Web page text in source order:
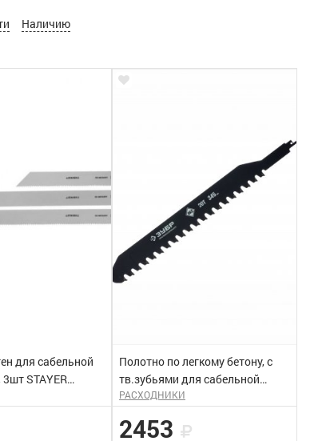
Наличию
для сабельной
STAYER
Полотно по легкому бетону, с
тв.зубьями для сабельной
эл.ножовки. 460/350, 20Т ЗУБР
РАСХОДНИКИ
2453